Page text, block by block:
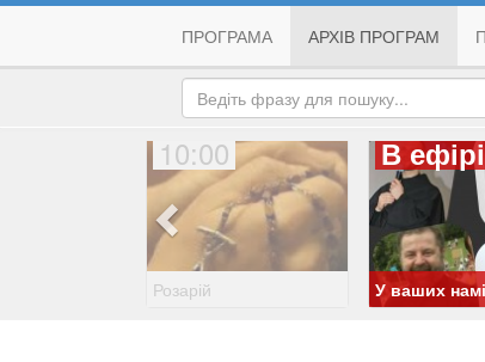
ПРОГРАМА АРХІВ ПРОГРАМ
10:00
Розарій
В ефірі
У ваших